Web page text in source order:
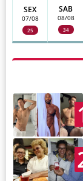
SEX
07/08
25
SAB
08/08
34